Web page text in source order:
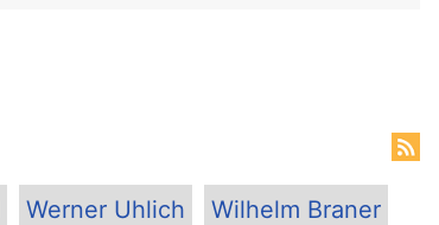
Werner Uhlich Wilhelm Braner